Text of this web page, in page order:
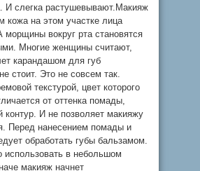
И слегка растушевывают.Макияж
кожа на этом участке лица
морщины вокруг рта становятся
Многие женщины считают,
карандашом для губ
стоит. Это не совсем так.
текстурой, цвет которого
от оттенка помады,
контур. И не позволяет макияжу
Перед нанесением помады и
обработать губы бальзамом.
использовать в небольшом
макияж начнет